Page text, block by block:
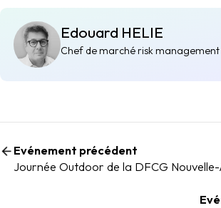
Edouard HELIE
Chef de marché risk management
Evénement précédent
Journée Outdoor de la DFCG